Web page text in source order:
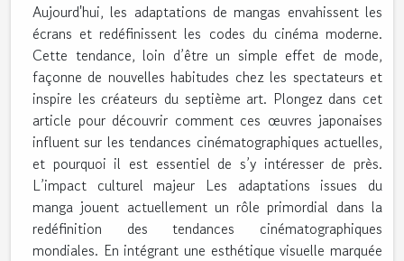
Aujourd'hui, les adaptations de mangas envahissent les
écrans et redéfinissent les codes du cinéma moderne.
Cette tendance, loin d’être un simple effet de mode,
façonne de nouvelles habitudes chez les spectateurs et
inspire les créateurs du septième art. Plongez dans cet
article pour découvrir comment ces œuvres japonaises
influent sur les tendances cinématographiques actuelles,
et pourquoi il est essentiel de s’y intéresser de près.
L’impact culturel majeur Les adaptations issues du
manga jouent actuellement un rôle primordial dans la
redéfinition des tendances cinématographiques
mondiales. En intégrant une esthétique visuelle marquée